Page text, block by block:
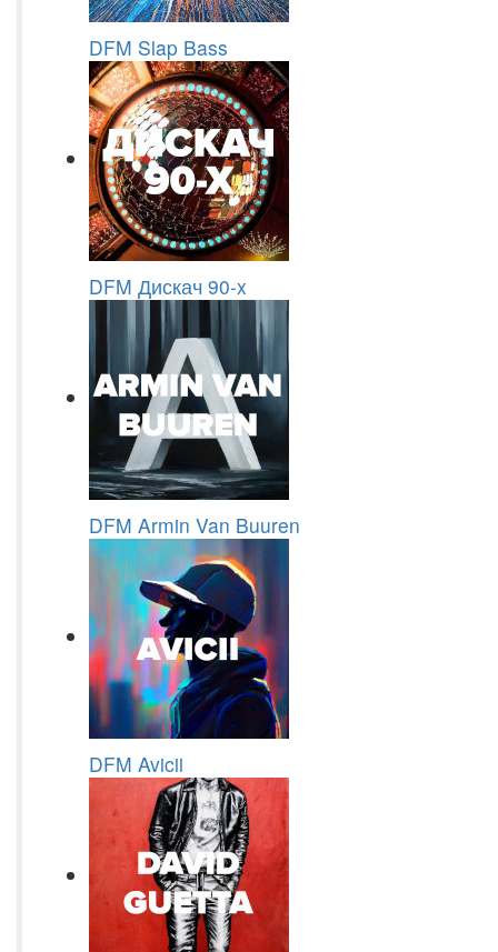
DFM Slap Bass
DFM Дискач 90-x
DFM Armin Van Buuren
DFM Avicii